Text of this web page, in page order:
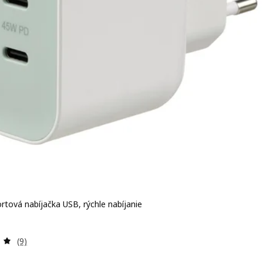
nabíjačka USB, rýchle nabíjanie
9,99
Prehľad: 5 z 5 hviezdy. Celkové hodnotenie:
(9)